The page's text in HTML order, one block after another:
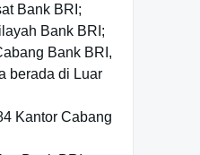
Bank BRI;
Bank BRI;
Bank BRI,
berada di Luar
Kantor Cabang